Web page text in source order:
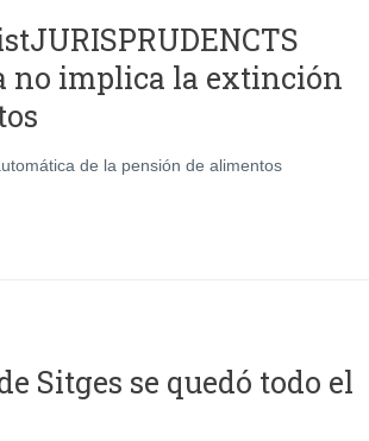
no implica la extinción
de la pensión de alimentos
Sitges se quedó todo el